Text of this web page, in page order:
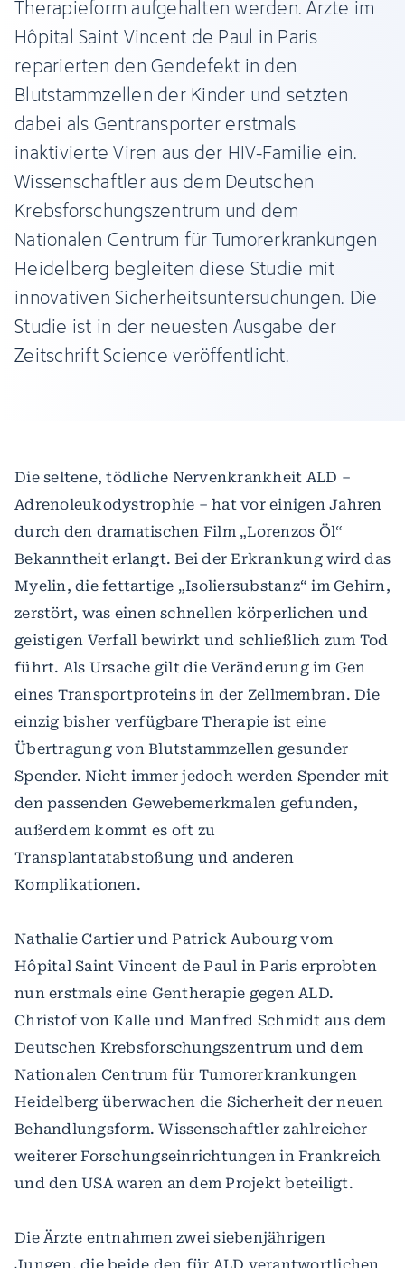
Therapieform aufgehalten werden. Ärzte im
Hôpital Saint Vincent de Paul in Paris
reparierten den Gendefekt in den
Blutstammzellen der Kinder und setzten
dabei als Gentransporter erstmals
inaktivierte Viren aus der HIV-Familie ein.
Wissenschaftler aus dem Deutschen
Krebsforschungszentrum und dem
Nationalen Centrum für Tumorerkrankungen
Heidelberg begleiten diese Studie mit
innovativen Sicherheitsuntersuchungen. Die
Studie ist in der neuesten Ausgabe der
Zeitschrift Science veröffentlicht.
Die seltene, tödliche Nervenkrankheit ALD –
Adrenoleukodystrophie – hat vor einigen Jahren
durch den dramatischen Film „Lorenzos Öl“
Bekanntheit erlangt. Bei der Erkrankung wird das
Myelin, die fettartige „Isoliersubstanz“ im Gehirn,
zerstört, was einen schnellen körperlichen und
geistigen Verfall bewirkt und schließlich zum Tod
führt. Als Ursache gilt die Veränderung im Gen
eines Transportproteins in der Zellmembran. Die
einzig bisher verfügbare Therapie ist eine
Übertragung von Blutstammzellen gesunder
Spender. Nicht immer jedoch werden Spender mit
den passenden Gewebemerkmalen gefunden,
außerdem kommt es oft zu
Transplantatabstoßung und anderen
Komplikationen.
Nathalie Cartier und Patrick Aubourg vom
Hôpital Saint Vincent de Paul in Paris erprobten
nun erstmals eine Gentherapie gegen ALD.
Christof von Kalle und Manfred Schmidt aus dem
Deutschen Krebsforschungszentrum und dem
Nationalen Centrum für Tumorerkrankungen
Heidelberg überwachen die Sicherheit der neuen
Behandlungsform. Wissenschaftler zahlreicher
weiterer Forschungseinrichtungen in Frankreich
und den USA waren an dem Projekt beteiligt.
Die Ärzte entnahmen zwei siebenjährigen